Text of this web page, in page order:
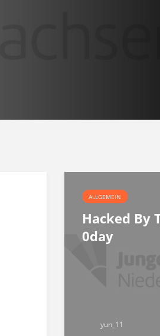
ALLGEMEIN
Hacked By
0day
yun_11